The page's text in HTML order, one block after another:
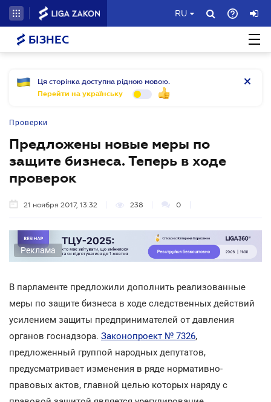
RU
БІЗНЕС
Ця сторінка доступна рідною мовою.
Перейти на українську
Проверки
Предложены новые меры по
защите бизнеса. Теперь в ходе
проверок
21 ноября 2017, 13:32 238 0
Реклама
В парламенте предложили дополнить реализованные
меры по защите бизнеса в ходе следственных действий
усилением защиты предпринимателей от давления
органов госнадзора. Законопроект № 7326,
предложенный группой народных депутатов,
предусматривает изменения в ряде нормативно-
правовых актов, главной целью которых наряду с